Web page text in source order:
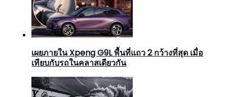
เผยภายใน Xpeng G9L พื้นที่แถว 2 กว้างที่สุด เมื่อ
เทียบกับรถในคลาสเดียวกัน